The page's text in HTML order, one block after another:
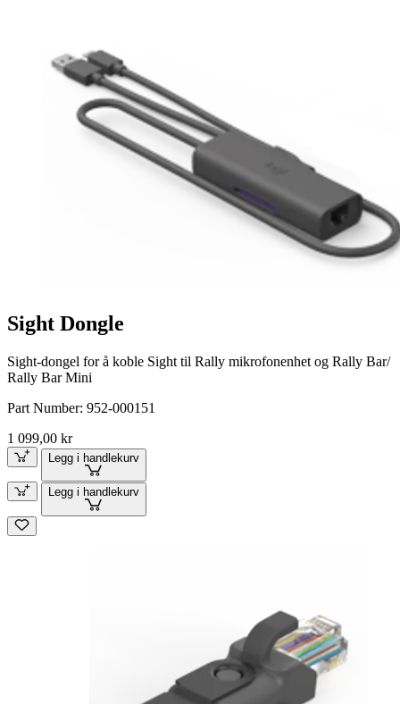
Sight Dongle
Sight-dongel for å koble Sight til Rally mikrofonenhet og Rally Bar/
Rally Bar Mini
Part Number: 952-000151
1 099,00 kr
Legg i handlekurv
Legg i handlekurv